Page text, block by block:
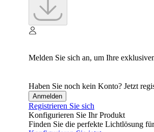
Melden Sie sich an, um Ihre
Haben Sie noch kein Konto? Jetzt
Anmelden
Registrieren Sie sich
Konfigurieren Sie Ihr Produkt
Finden Sie die perfekte Lichtlösung